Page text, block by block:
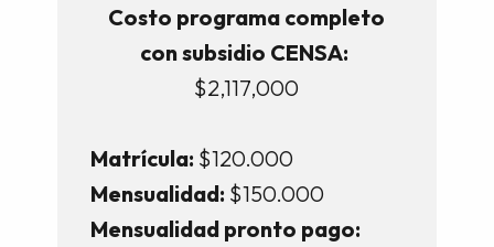
Costo programa completo
con subsidio CENSA:
$2,117,000
Matrícula: $120.000
Mensualidad: $150.000
Mensualidad pronto pago: